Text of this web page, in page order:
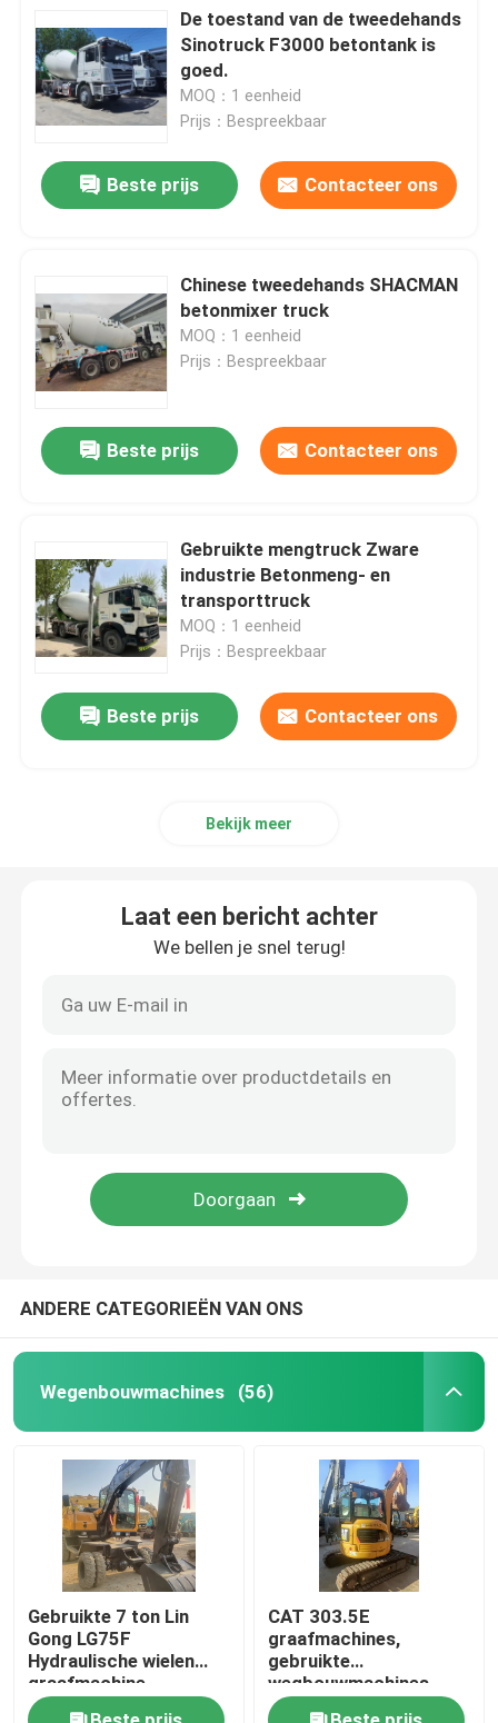
Thuis
Producten
Video's
De toestand van de tweedehands
Sinotruck F3000 betontank is
goed.
MOQ：1 eenheid
Prijs：Bespreekbaar
Beste prijs Contacteer ons
Chinese tweedehands SHACMAN
betonmixer truck
MOQ：1 eenheid
Prijs：Bespreekbaar
Beste prijs Contacteer ons
Gebruikte mengtruck Zware
industrie Betonmeng- en
transporttruck
MOQ：1 eenheid
Prijs：Bespreekbaar
Beste prijs Contacteer ons
Bekijk meer
Laat een bericht achter
We bellen je snel terug!
ANDERE CATEGORIEËN VAN ONS
Wegenbouwmachines (56)
Gebruikte 7 ton Lin
Gong LG75F
Hydraulische wielen
graafmachine
wegbouwmachines
CAT 303.5E
graafmachines,
gebruikte
wegbouwmachines